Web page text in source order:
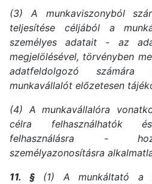
(3) A munkaviszonyból
teljesítése céljából a
személyes adatait - az
megjelölésével, törvényben
adatfeldolgozó
munkavállalót előzetesen
(4) A munkavállalóra
célra felhasználhatók
felhasználásra -
személyazonosításra
11. §(1) A munkáltató a